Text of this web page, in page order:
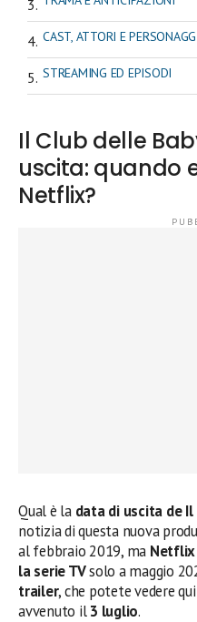
CAST, ATTORI E
STREAMING ED EPISODI
Il Club delle
uscita: quando
Netflix?
Qual è la data di uscita de
notizia di questa nuova
al febbraio 2019, ma Netflix
la serie TVsolo a maggio
trailer, che potete vedere
avvenuto il3 luglio.